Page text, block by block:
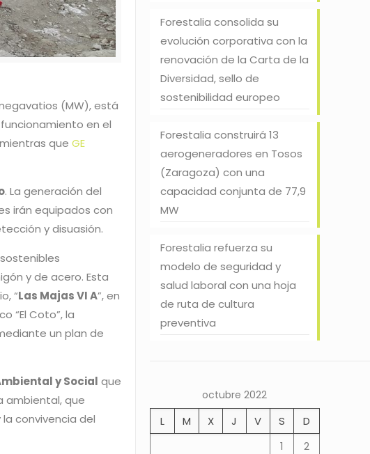
(MW), está
en el
queGE
. La generación del
irán equipados con
y disuasión.
y de acero. Esta
“Las Majas VI A”, en
“El Coto”, la
un plan de
y Social que
ambiental, que
convivencia del
Forestalia consolida su
evolución corporativa con la
renovación de la Carta de la
Diversidad, sello de
sostenibilidad europeo
Forestalia construirá 13
aerogeneradores en Tosos
(Zaragoza) con una
capacidad conjunta de 77,9
MW
Forestalia refuerza su
modelo de seguridad y
salud laboral con una hoja
de ruta de cultura
preventiva
octubre 2022
L M X J V S
D
1
2